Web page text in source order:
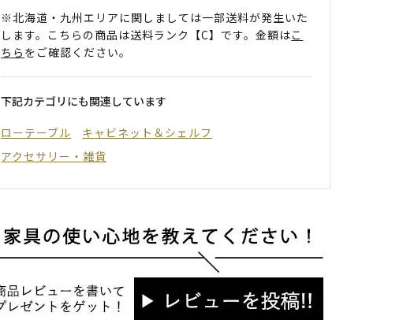
※北海道・九州エリアに関しましては一部送料が発生いた
します。こちらの商品は送料ランク【C】です。金額はこ
ちら をご確認ください。
下記カテゴリにも関連しています
ローテーブル
キャビネット＆シェルフ
アクセサリー・雑貨